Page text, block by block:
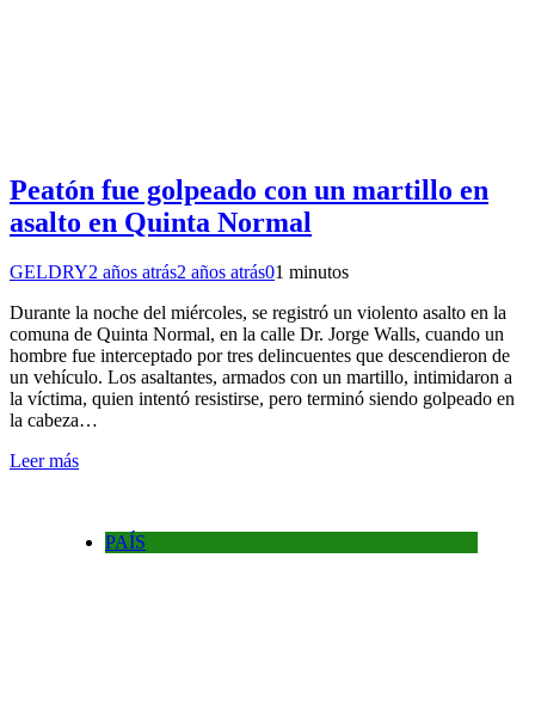
Peatón fue golpeado con un martillo en
asalto en Quinta Normal
GELDRY2 años atrás2 años atrás01 minutos
Durante la noche del miércoles, se registró un violento asalto en la
comuna de Quinta Normal, en la calle Dr. Jorge Walls, cuando un
hombre fue interceptado por tres delincuentes que descendieron de
un vehículo. Los asaltantes, armados con un martillo, intimidaron a
la víctima, quien intentó resistirse, pero terminó siendo golpeado en
la cabeza…
Leer más
PAÍS